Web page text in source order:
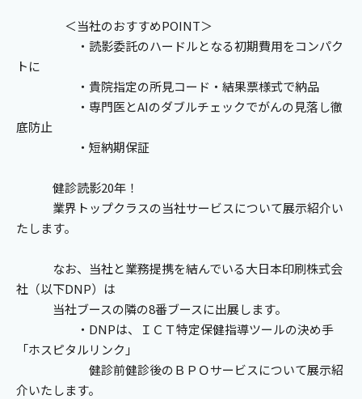
＜当社のおすすめPOINT＞
・読影委託のハードルとなる初期費用をコンパク
トに
・貴院指定の所見コード・結果票様式で納品
・専門医とAIのダブルチェックでがんの見落し徹
底防止
・短納期保証
健診読影20年！
業界トップクラスの当社サービスについて展示紹介い
たします。
なお、当社と業務提携を結んでいる大日本印刷株式会
社（以下DNP）は
当社ブースの隣の8番ブースに出展します。
・DNPは、ＩＣＴ特定保健指導ツールの決め手
「ホスピタルリンク」
健診前健診後のＢＰＯサービスについて展示紹
介いたします。